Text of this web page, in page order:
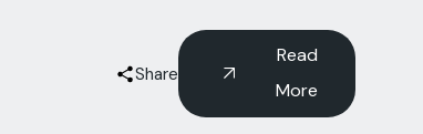
Read
More
Share